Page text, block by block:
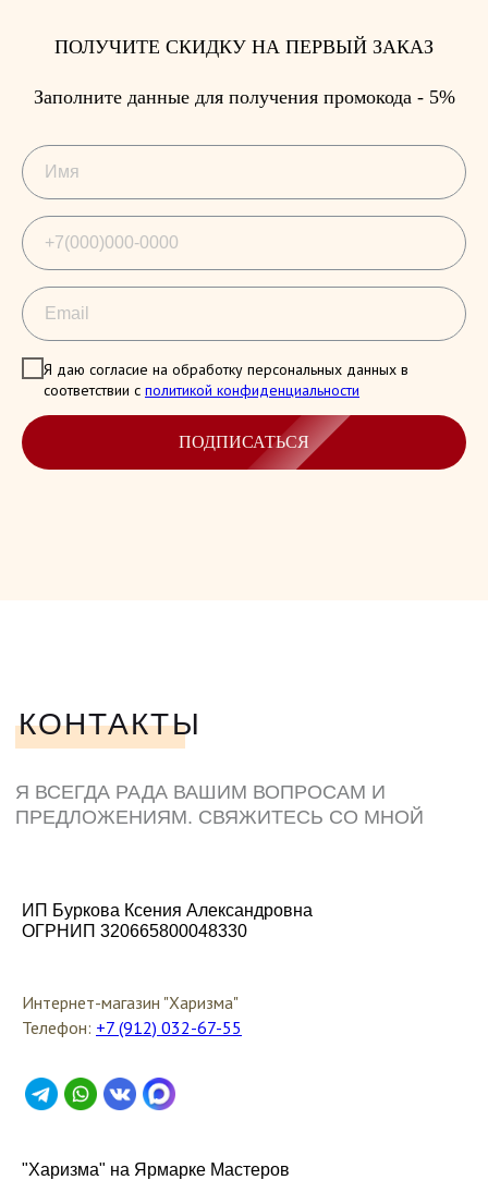
ПОЛУЧИТЕ СКИДКУ НА ПЕРВЫЙ ЗАКАЗ
Заполните данные для получения промокода - 5%
Я даю согласие на обработку персональных данных в
соответствии с политикой конфиденциальности
ПОДПИСАТЬСЯ
ИП Буркова Ксения Александровна
ОГРНИП 320665800048330
Интернет-магазин "Харизма"
Телефон: +7 (912) 032-67-55
"Харизма" на Ярмарке Мастеров